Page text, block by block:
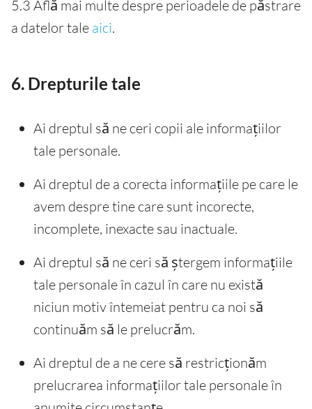
5.3 Află mai multe despre perioadele de păstrare
a datelor tale aici.
6. Drepturile tale
Ai dreptul să ne ceri copii ale informațiilor
tale personale.
Ai dreptul de a corecta informațiile pe care le
avem despre tine care sunt incorecte,
incomplete, inexacte sau inactuale.
Ai dreptul să ne ceri să ștergem informațiile
tale personale în cazul în care nu există
niciun motiv întemeiat pentru ca noi să
continuăm să le prelucrăm.
Ai dreptul de a ne cere să restricționăm
prelucrarea informațiilor tale personale în